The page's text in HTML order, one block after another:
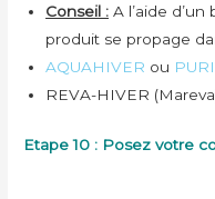
Conseil : A l’aide
produit se propage
AQUAHIVER ou
REVA-HIVER
Etape 10 : Posez votre